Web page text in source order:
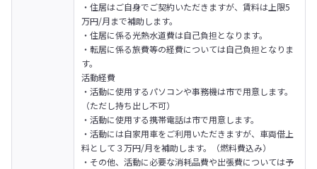
・住居はご自身でご契約いただきますが、賃料は上限5
万円/月まで補助します。
・住居に係る光熱水道費は自己負担となります。
・転居に係る旅費等の経費については自己負担となりま
す。
活動経費
・活動に使用するパソコンや事務機は市で用意します。
（ただし持ち出し不可）
・活動に使用する携帯電話は市で用意します。
・活動には自家用車をご利用いただきますが、車両借上
料として３万円/月を補助します。（燃料費込み）
・その他、活動に必要な消耗品費や出張費については予